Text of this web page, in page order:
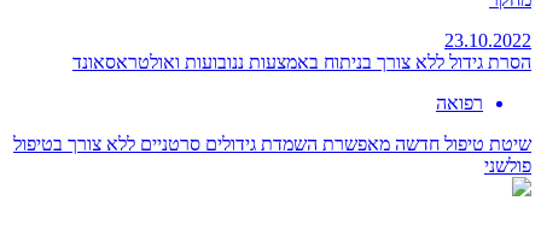
23.10.2022
הסרת גידול ללא צורך בניתוח באמצעות ננובועות ואולטראסאונד
רפואה
שיטת טיפול חדשה מאפשרת השמדת גידולים סרטניים ללא צורך בטיפול
פולשני